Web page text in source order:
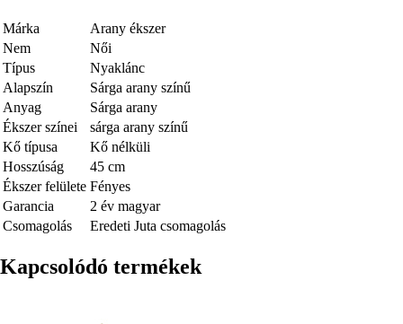
Márka
Arany ékszer
Nem
Női
Típus
Nyaklánc
Alapszín
Sárga arany színű
Anyag
Sárga arany
Ékszer színei
sárga arany színű
Kő típusa
Kő nélküli
Hosszúság
45 cm
Ékszer felülete Fényes
Garancia
2 év magyar
Csomagolás
Eredeti Juta csomagolás
Kapcsolódó termékek